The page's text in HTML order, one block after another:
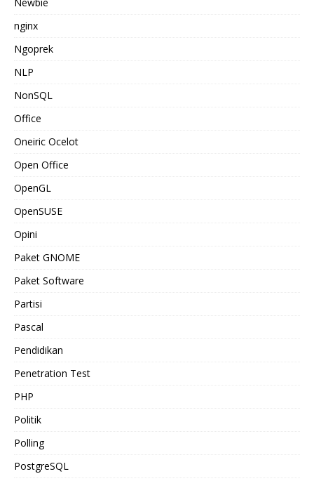
nginx
Ngoprek
NLP
NonSQL
Office
Oneiric Ocelot
Open Office
OpenGL
OpenSUSE
Opini
Paket GNOME
Paket Software
Partisi
Pascal
Pendidikan
Penetration Test
PHP
Politik
Polling
PostgreSQL